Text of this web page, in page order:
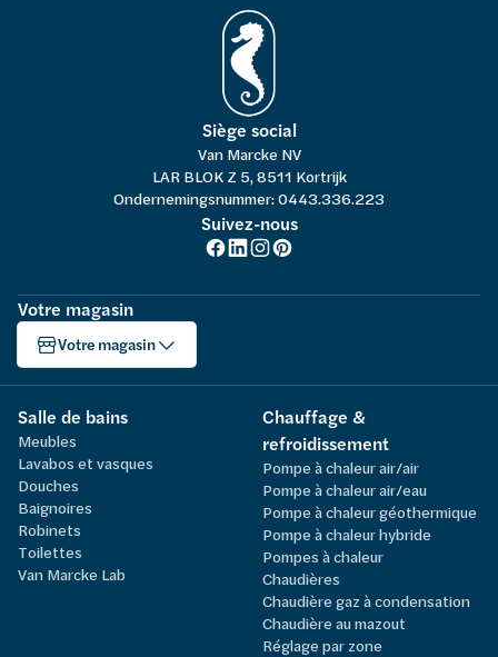
Siège social
Van Marcke NV
LAR BLOK Z 5, 8511 Kortrijk
Ondernemingsnummer: 0443.336.223
Suivez-nous
Votre magasin
Votre magasin
Salle de bains
Meubles
Lavabos et vasques
Douches
Baignoires
Robinets
Toilettes
Van Marcke Lab
Chauffage &
refroidissement
Pompe à chaleur air/air
Pompe à chaleur air/eau
Pompe à chaleur géothermique
Pompe à chaleur hybride
Pompes à chaleur
Chaudières
Chaudière gaz à condensation
Chaudière au mazout
Réglage par zone